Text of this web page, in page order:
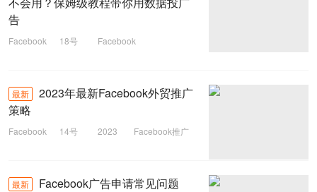
告
Facebook 18号 Facebook
最新
2023年最新Facebook外贸推广
策略
Facebook 14号 2023
Facebook推广
最新 Facebook广告申请常见问题